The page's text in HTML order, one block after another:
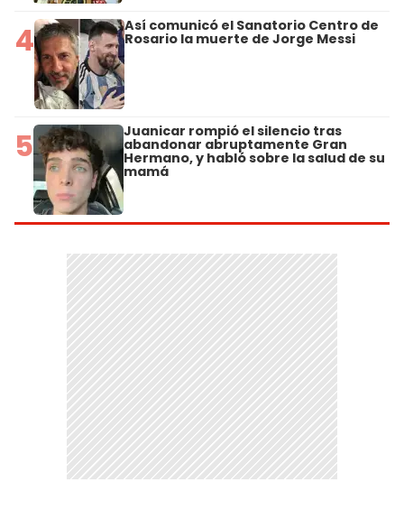
4 Así comunicó el Sanatorio Centro de
Rosario la muerte de Jorge Messi
5 Juanicar rompió el silencio tras
abandonar abruptamente Gran
Hermano, y habló sobre la salud de su
mamá